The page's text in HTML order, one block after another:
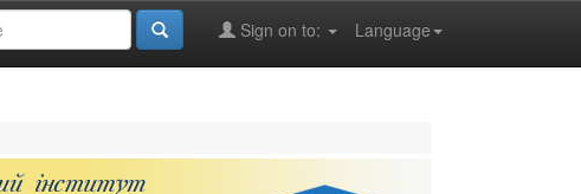
Language
Sign on to: